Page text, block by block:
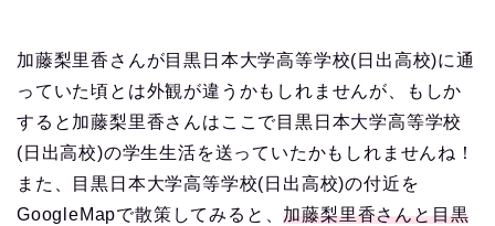
加藤梨里香さんが目黒日本大学高等学校(日出高校)に通
っていた頃とは外観が違うかもしれませんが、もしか
すると加藤梨里香さんはここで目黒日本大学高等学校
(日出高校)の学生生活を送っていたかもしれませんね！
また、目黒日本大学高等学校(日出高校)の付近を
GoogleMapで散策してみると、加藤梨里香さんと目黒